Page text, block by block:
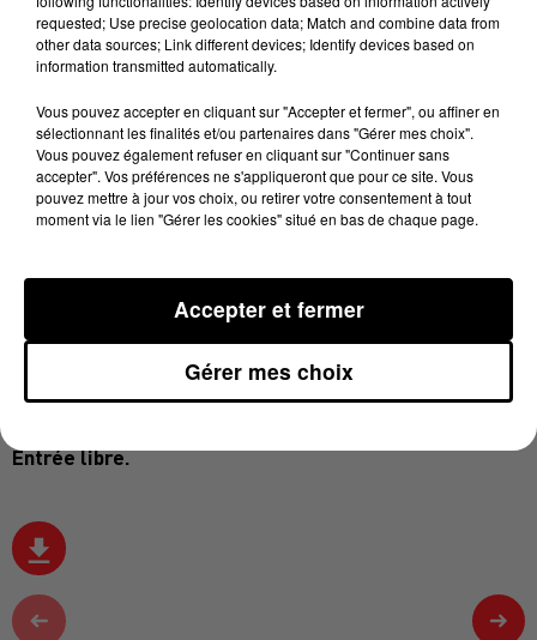
DANS LE TARN SUR LE MICROBIOTE
Motta, chercheur à l'Institut de recherche en santé
digestive à l'INSERM, en partenariat avec
l'association Afa Crohn RCH France, association
nationale reconnue d'utilité publique qui soutient les
l'intestin (MICI) et la recherche.
Le microbiote, qu'en savons-nous ?
Mercredi 15 mai 2024 à 18h30.
Entrée libre.
requested; Use precise geolocation data; Match and combine data from
other data sources; Link different devices; Identify devices based on
information transmitted automatically.
Vous pouvez accepter en cliquant sur "Accepter et fermer", ou affiner en
sélectionnant les finalités et/ou partenaires dans "Gérer mes choix".
Vous pouvez également refuser en cliquant sur "Continuer sans
accepter". Vos préférences ne s'appliqueront que pour ce site. Vous
pouvez mettre à jour vos choix, ou retirer votre consentement à tout
moment via le lien "Gérer les cookies" situé en bas de chaque page.
Gérer mes choix
Accepter et fermer